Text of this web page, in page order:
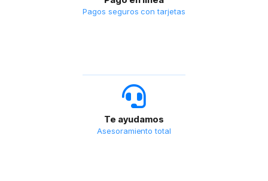
Pagos seguros con tarjetas
Te ayudamos
Asesoramiento total